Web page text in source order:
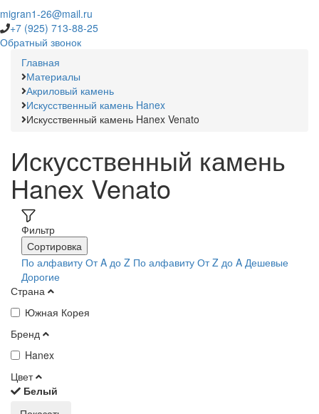
migran1-26@mail.ru
+7 (925) 713-88-25
Обратный звонок
Главная
Материалы
Акриловый камень
Искусственный камень Hanex
Искусственный камень Hanex Venato
Искусственный камень
Hanex Venato
Фильтр
Сортировка
По алфавиту От A до Z По алфавиту От Z до A Дешевые
Дорогие
Страна
Южная Корея
Бренд
Hanex
Цвет
Белый